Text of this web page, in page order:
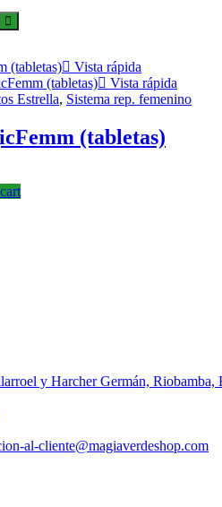
Vista rápida
Vista rápida
Estrella, Sistema rep. femenino
(tabletas)
y Harcher Germán, Riobamba,
al-cliente@magiaverdeshop.comSe